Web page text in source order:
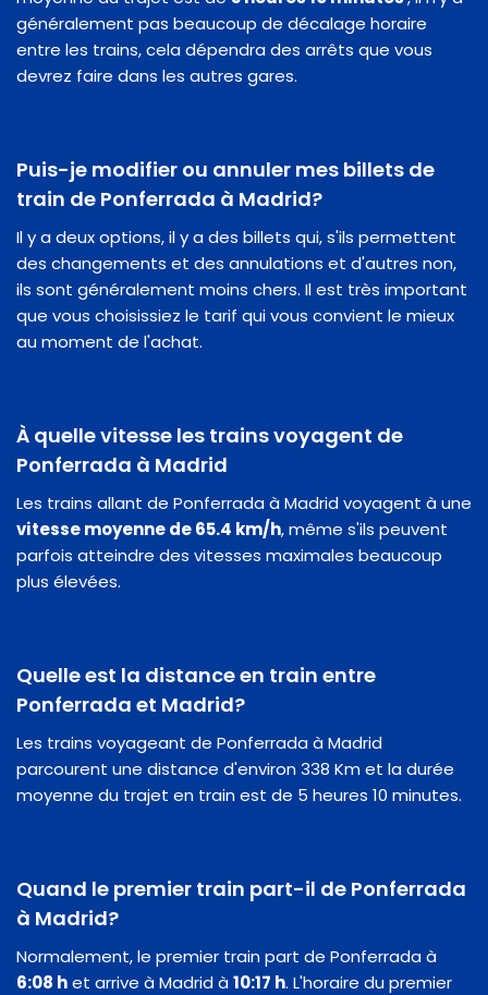
généralement pas beaucoup de décalage horaire
entre les trains, cela dépendra des arrêts que vous
devrez faire dans les autres gares.
Puis-je modifier ou annuler mes billets de
train de Ponferrada à Madrid?
Il y a deux options, il y a des billets qui, s'ils permettent
des changements et des annulations et d'autres non,
ils sont généralement moins chers. Il est très important
que vous choisissiez le tarif qui vous convient le mieux
au moment de l'achat.
À quelle vitesse les trains voyagent de
Ponferrada à Madrid
Les trains allant de Ponferrada à Madrid voyagent à une
vitesse moyenne de 65.4 km/h, même s'ils peuvent
parfois atteindre des vitesses maximales beaucoup
plus élevées.
Quelle est la distance en train entre
Ponferrada et Madrid?
Les trains voyageant de Ponferrada à Madrid
parcourent une distance d'environ 338 Km et la durée
moyenne du trajet en train est de 5 heures 10 minutes.
Quand le premier train part-il de Ponferrada
à Madrid?
Normalement, le premier train part de Ponferrada à
6:08 het arrive à Madrid à10:17 h. L'horaire du premier